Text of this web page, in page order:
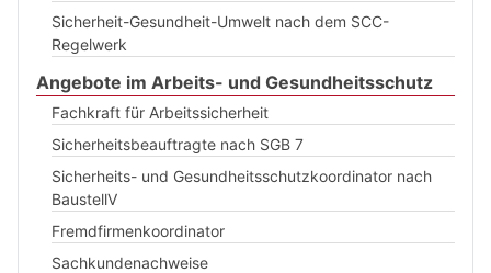
Sicherheit-Gesundheit-Umwelt nach dem SCC-
Regelwerk
Angebote im Arbeits- und Gesundheitsschutz
Fachkraft für Arbeitssicherheit
Sicherheitsbeauftragte nach SGB 7
Sicherheits- und Gesundheitsschutzkoordinator nach
BaustellV
Fremdfirmenkoordinator
Sachkundenachweise